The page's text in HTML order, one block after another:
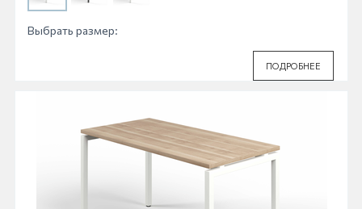
Выбрать размер:
ПОДРОБНЕЕ